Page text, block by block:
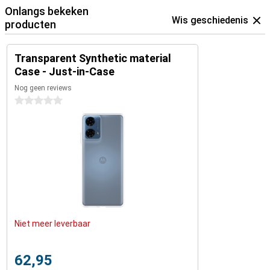
Onlangs bekeken
producten
Wis geschiedenis
Transparent Synthetic material
Case - Just-in-Case
Nog geen reviews
0 sterren
Niet meer leverbaar
62,95